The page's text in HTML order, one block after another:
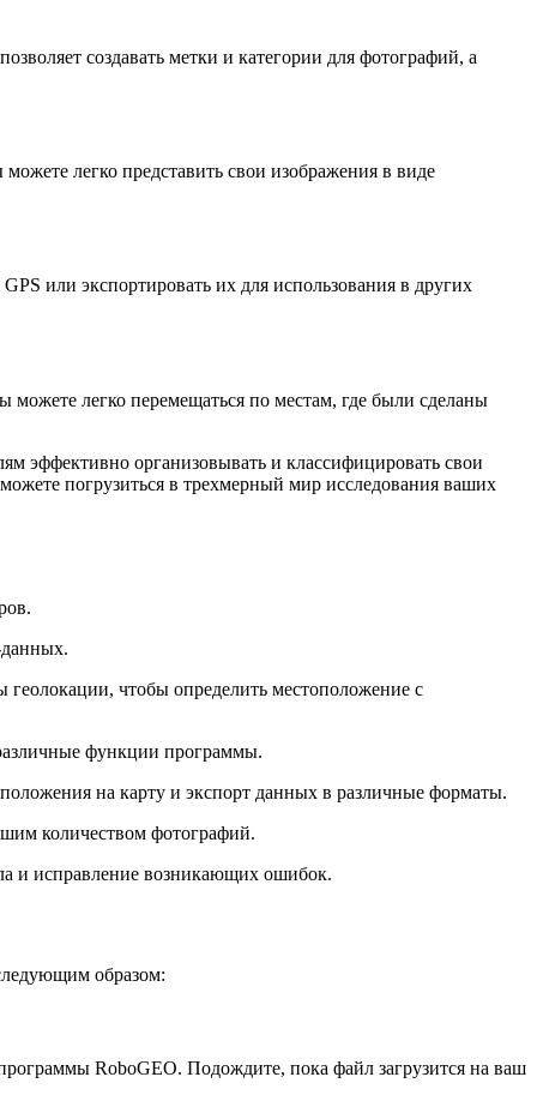
создавать метки и категории для фотографий, а
легко представить свои изображения в виде
или экспортировать их для использования в других
легко перемещаться по местам, где были сделаны
эффективно организовывать и классифицировать свои
погрузиться в трехмерный мир исследования ваших
чтобы определить местоположение с
функции программы.
на карту и экспорт данных в различные форматы.
количеством фотографий.
и исправление возникающих ошибок.
образом:
RoboGEO. Подождите, пока файл загрузится на ваш